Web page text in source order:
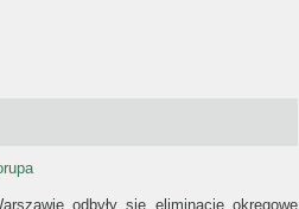
odbyły się eliminacje okręgowe